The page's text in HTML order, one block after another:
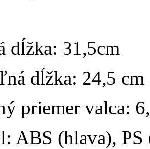
dĺžka: 31,5cm
dĺžka: 24,5 cm
priemer valca:
ABS (hlava),